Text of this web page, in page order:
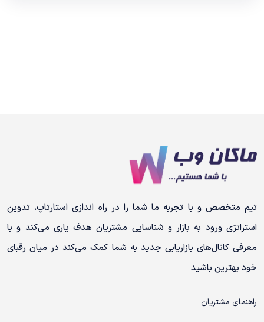
تیم متخصص و با تجربه ما شما را در راه اندازی استارتاپ، تدوین
استراتژی ورود به بازار و شناسایی مشتریان هدف یاری می‌کند و با
معرفی کانال‌های بازاریابی جدید به شما کمک می‌کند در میان رقبای
خود بهترین باشید
راهنمای مشتریان